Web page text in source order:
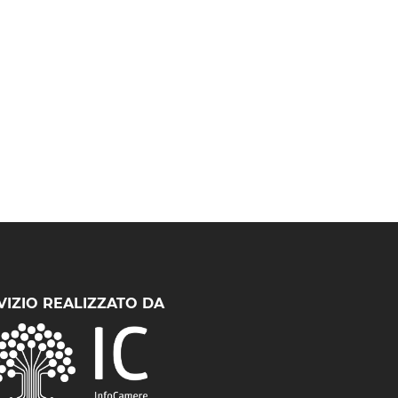
REALIZZATO DA